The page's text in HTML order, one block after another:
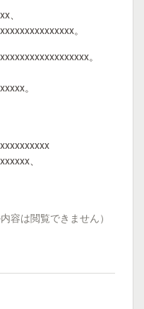
、
。
。
。
、
容は閲覧できません）